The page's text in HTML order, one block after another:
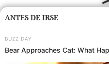
ANTES DE IRSE